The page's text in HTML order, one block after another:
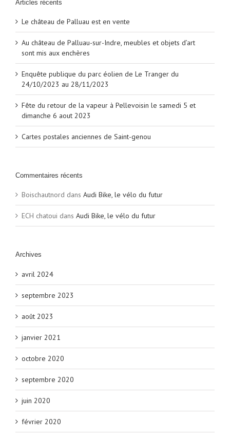
Articles récents
Le château de Palluau est en vente
Au château de Palluau-sur-Indre, meubles et objets d’art
sont mis aux enchères
Enquête publique du parc éolien de Le Tranger du
24/10/2023 au 28/11/2023
Fête du retour de la vapeur à Pellevoisin le samedi 5 et
dimanche 6 aout 2023
Cartes postales anciennes de Saint-genou
Commentaires récents
Boischautnord dans Audi Bike, le vélo du futur
ECH chatoui dans Audi Bike, le vélo du futur
Archives
avril 2024
septembre 2023
août 2023
janvier 2021
octobre 2020
septembre 2020
juin 2020
février 2020